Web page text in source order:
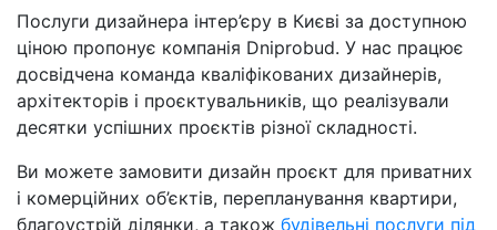
Послуги дизайнера інтер’єру в Києві за доступною
ціною пропонує компанія Dniprobud. У нас працює
досвідчена команда кваліфікованих дизайнерів,
архітекторів і проєктувальників, що реалізували
десятки успішних проєктів різної складності.
Ви можете замовити дизайн проєкт для приватних
і комерційних об’єктів, перепланування квартири,
благоустрій ділянки, а також будівельні послуги під